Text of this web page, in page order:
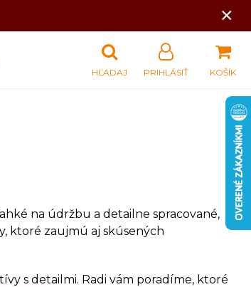
×
KOŠÍK
PRIHLÁSIŤ
HĽADAJ
na údržbu a detailne spracované,
ktoré zaujmú aj skúsených
s detailmi. Radi vám poradíme, ktoré